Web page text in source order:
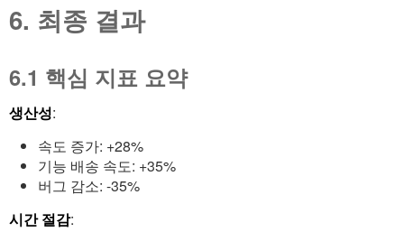
6. 최종 결과
6.1 핵심 지표 요약
생산성:
속도 증가: +28%
기능 배송 속도: +35%
버그 감소: -35%
시간 절감: